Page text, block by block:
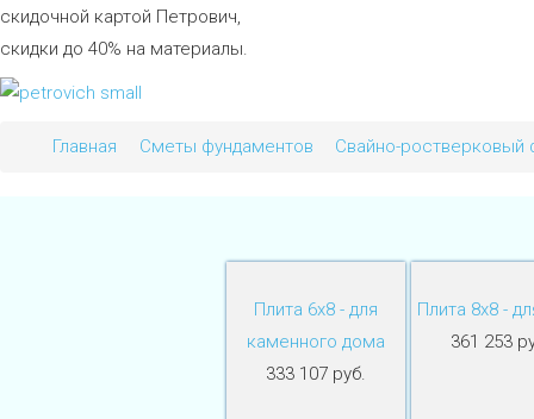
скидочной картой Петрович,
скидки до 40% на материалы.
Главная Сметы фундаментов Свайно-ростверковый
Плита 6х8 - для
каменного дома
333 107 руб.
Плита 8х8 -
361 253